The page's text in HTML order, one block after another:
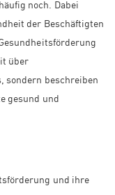
noch. Dabei
der Beschäftigten
über
sondern beschreiben
gesund und
und ihre